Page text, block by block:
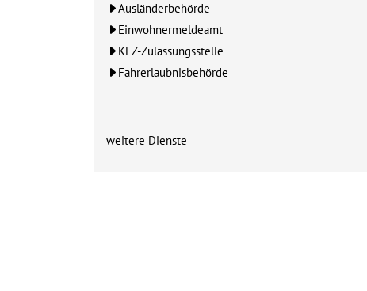
Ausländerbehörde
Einwohnermeldeamt
KFZ-Zulassungsstelle
Fahrerlaubnisbehörde
weitere Dienste
Zum Inhalt der Kachel "Online-Terminvergabe"